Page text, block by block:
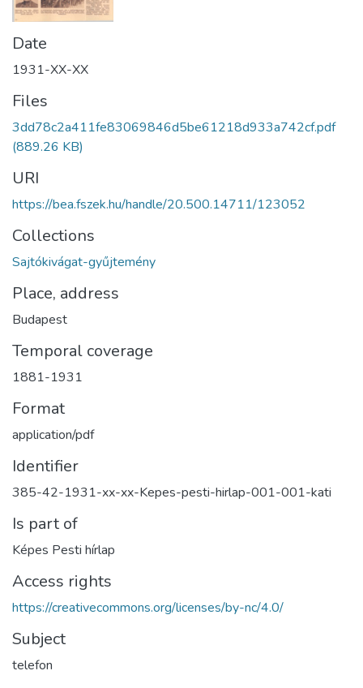
Date
1931-XX-XX
Files
3dd78c2a411fe83069846d5be61218d933a742cf.pdf
(889.26 KB)
URI
https://bea.fszek.hu/handle/20.500.14711/123052
Collections
Sajtókivágat-gyűjtemény
Place, address
Budapest
Temporal coverage
1881-1931
Format
application/pdf
Identifier
385-42-1931-xx-xx-Kepes-pesti-hirlap-001-001-kati
Is part of
Képes Pesti hírlap
Access rights
https://creativecommons.org/licenses/by-nc/4.0/
Subject
telefon